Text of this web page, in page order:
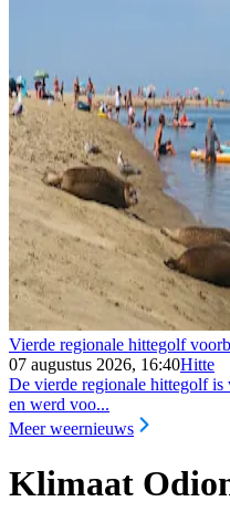
Vierde regionale hittegolf
07 augustus 2026, 16:40Hitte
De vierde regionale hittegolf
en werd voo...
Meer weernieuws
Klimaat